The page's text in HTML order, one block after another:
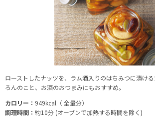
ローストしたナッツを、ラム酒入りのはちみつに漬け
ろんのこと、お酒のおつまみにもおすすめ。
カロリー： 949kcal（ 全量分）
調理時間： 約10分 (オーブンで加熱する時間を除く)